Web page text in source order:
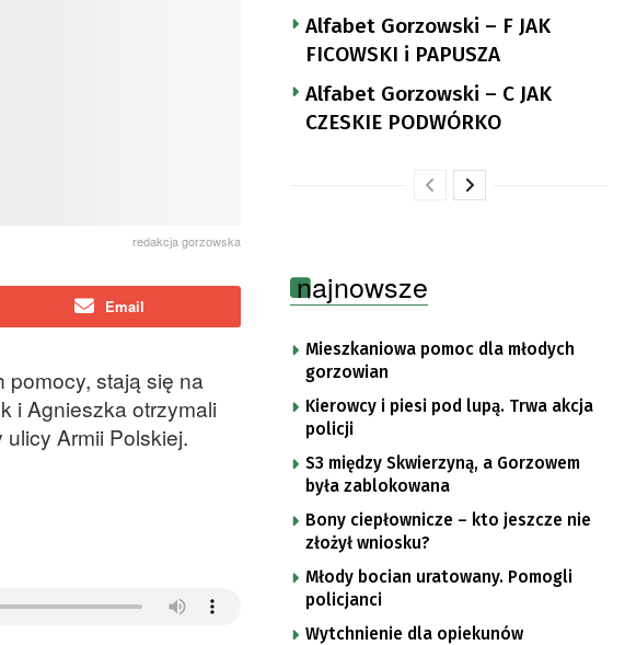
redakcja gorzowska
Email
pomocy, stają się na
i Agnieszka otrzymali
Armii Polskiej.
LANDSBERGA
Alfabet Gorzowski – F JAK
FICOWSKI i PAPUSZA
Alfabet Gorzowski – C JAK
CZESKIE PODWÓRKO
najnowsze
Mieszkaniowa pomoc dla młodych
gorzowian
Kierowcy i piesi pod lupą. Trwa akcja
policji
S3 między Skwierzyną, a Gorzowem
była zablokowana
Bony ciepłownicze – kto jeszcze nie
złożył wniosku?
Młody bocian uratowany. Pomogli
policjanci
Wytchnienie dla opiekunów